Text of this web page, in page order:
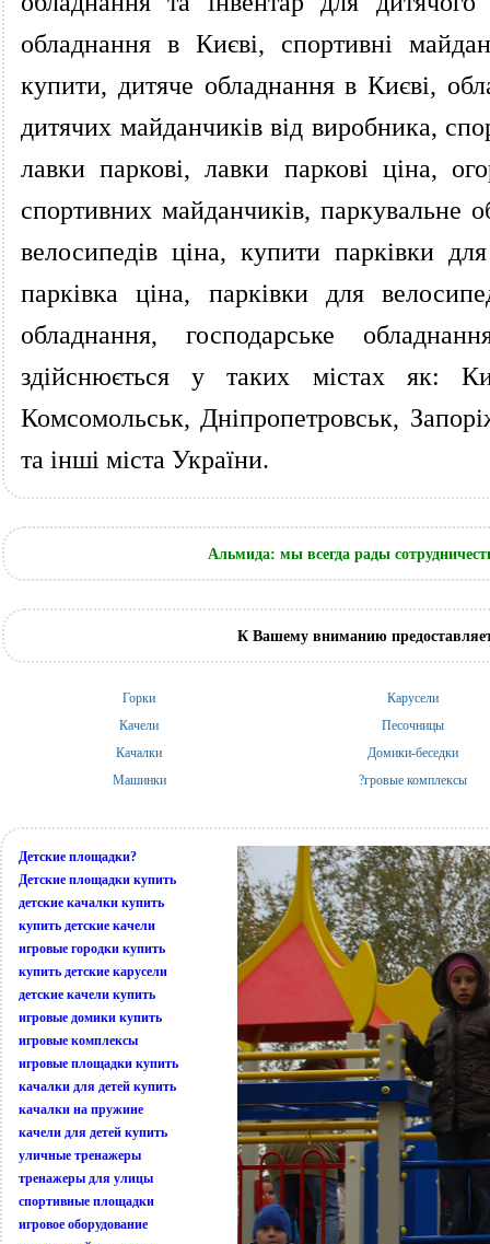
обладнання в Києві, спортивні
купити, дитяче обладнання в Києві,
дитячих майданчиків від виробника,
лавки паркові, лавки паркові ціна,
спортивних майданчиків, паркувальне
велосипедів ціна, купити парківки
парківка ціна, парківки для
обладнання, господарське
здійснюється у таких містах як:
Комсомольськ, Дніпропетровськ,
та інші міста України.
Альмида: мы всегда рады
К Вашему вниманию
Горки
Качели
Качалки
Машинки
Карусели
Песочницы
Домики-беседки
?гровые комплексы
Детские площадки?
Детские площадки купить
детские качалки купить
купить детские качели
игровые городки купить
купить детские карусели
детские качели купить
игровые домики купить
игровые комплексы
игровые площадки купить
качалки для детей купить
качалки на пружине
качели для детей купить
уличные тренажеры
тренажеры для улицы
спортивные площадки
игровое оборудование